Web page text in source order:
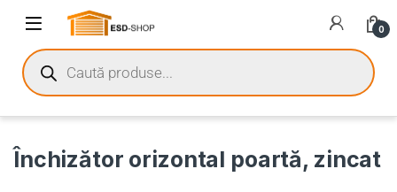
0
Închizător orizontal poartă, zincat